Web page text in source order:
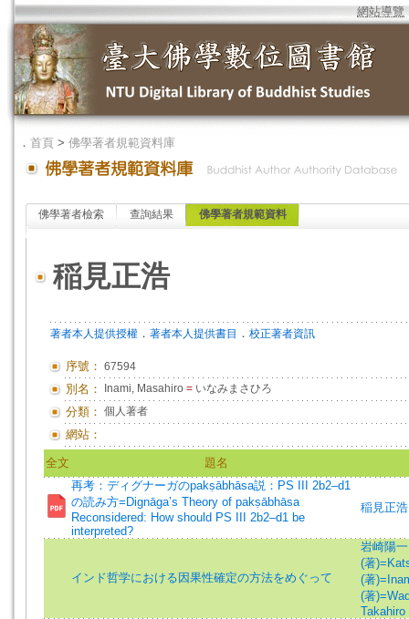
網站導覽
． 首頁 > 佛學著者規範資料庫
佛學著者檢索 查詢結果 佛學著者規範資料
稲見正浩
著者本人提供授權 ． 著者本人提供書目 ． 校正著者資訊
序號： 67594
別名： Inami, Masahiro = いなみまさひろ
分類： 個人著者
網站：
全文
題名
再考：ディグナーガのpakṣābhāsa説：PS III 2b2–d1
の読み方=Dignāga’s Theory of pakṣābhāsa
Reconsidered: How should PS III 2b2–d1 be
interpreted?
稲見正
インド哲学における因果性確定の方法をめぐって
岩崎陽
(著
(著
(著
Takahiro